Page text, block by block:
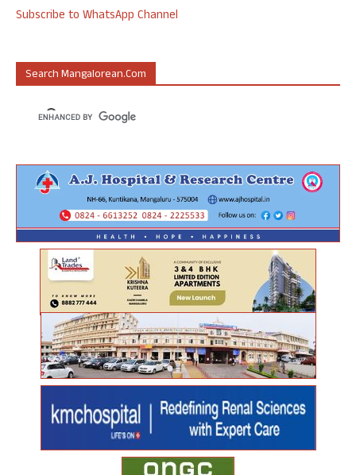
Subscribe to WhatsApp Channel
Search Mangalorean.com